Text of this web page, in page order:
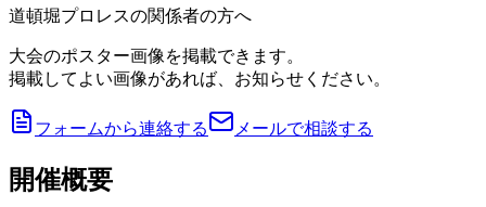
道頓堀プロレスの関係者の方へ
大会のポスター画像を掲載できます。
掲載してよい画像があれば、お知らせください。
フォームから連絡する メールで相談する
開催概要